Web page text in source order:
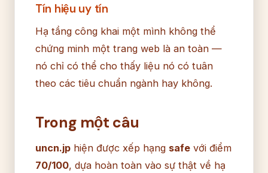
Tín hiệu uy tín
Hạ tầng công khai một mình không thể
chứng minh một trang web là an toàn —
nó chỉ có thể cho thấy liệu nó có tuân
theo các tiêu chuẩn ngành hay không.
Trong một câu
uncn.jp hiện được xếp hạng safe với điểm
70/100, dựa hoàn toàn vào sự thật về hạ